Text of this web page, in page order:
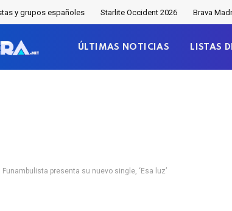
y grupos españoles Starlite Occident 2026 Brava
ÚLTIMAS NOTICIAS LISTAS
Funambulista presenta su nuevo single, ‘Esa luz’